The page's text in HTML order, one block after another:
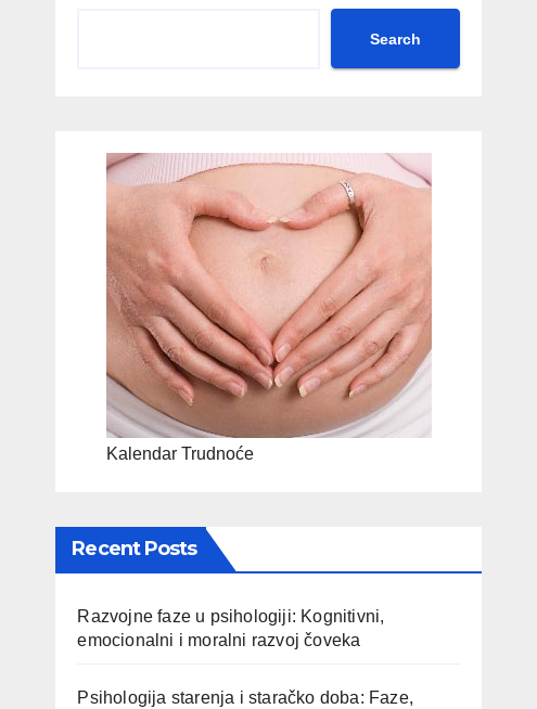
Search
Kalendar Trudnoće
Recent Posts
Razvojne faze u psihologiji: Kognitivni,
emocionalni i moralni razvoj čoveka
Psihologija starenja i staračko doba: Faze,